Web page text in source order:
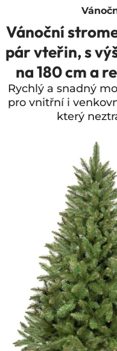
Vánoční
pár vteřin, s
na 180 cm a
Rychlý a snadný
pro vnitřní i
který